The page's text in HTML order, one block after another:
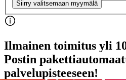
Siirry valitsemaan myymälä
Ilmainen toimitus yli
Postin
palvelupisteeseen!